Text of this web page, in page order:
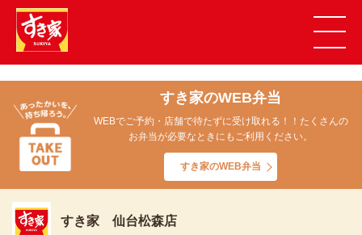
すき家のWEB弁当
WEBでご予約・店舗で待たずに受け取れる！！たくさんの
お弁当が必要なときにもご利用ください。
すき家のWEB弁当
すき家 仙台松森店